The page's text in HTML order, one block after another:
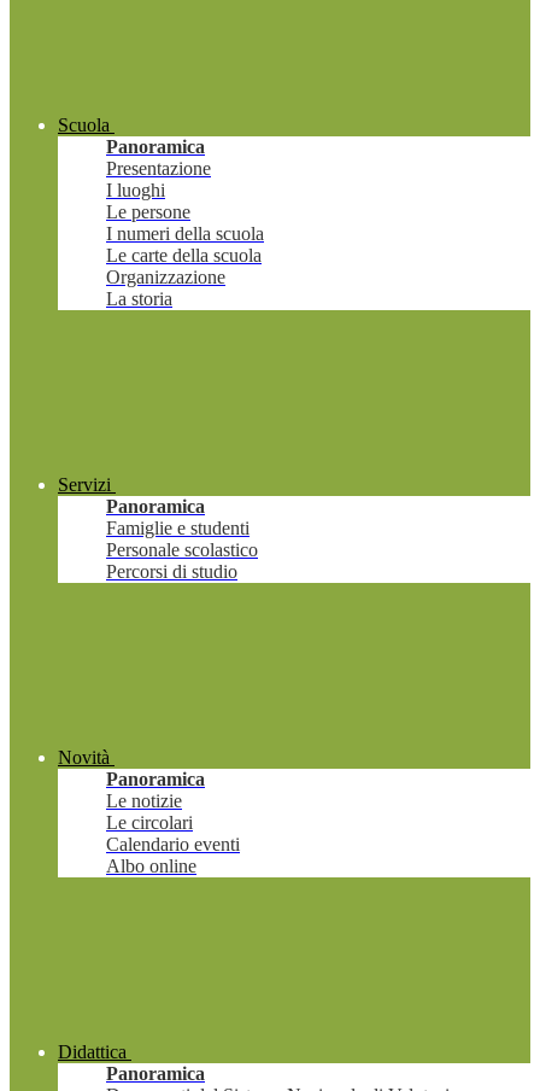
Scuola
Panoramica
Presentazione
I luoghi
Le persone
I numeri della scuola
Le carte della scuola
Organizzazione
La storia
Servizi
Panoramica
Famiglie e studenti
Personale scolastico
Percorsi di studio
Novità
Panoramica
Le notizie
Le circolari
Calendario eventi
Albo online
Didattica
Panoramica